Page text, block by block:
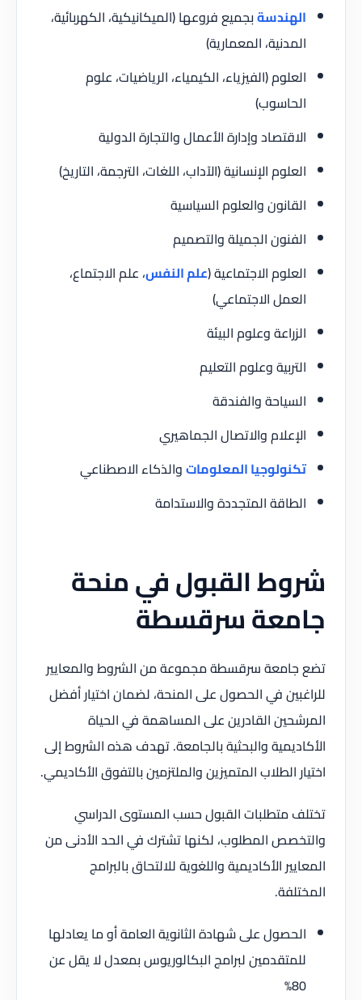
الهندسةبجميع فروعها (الميكانيكية، الكهربائية،
المدنية، المعمارية)
العلوم (الفيزياء، الكيمياء، الرياضيات، علوم
الحاسوب)
الاقتصاد وإدارة الأعمال والتجارة الدولية
العلوم الإنسانية (الآداب، اللغات، الترجمة، التاريخ)
القانون والعلوم السياسية
الفنون الجميلة والتصميم
العلوم الاجتماعية (علم النفس، علم الاجتماع،
العمل الاجتماعي)
الزراعة وعلوم البيئة
التربية وعلوم التعليم
السياحة والفندقة
الإعلام والاتصال الجماهيري
تكنولوجيا المعلوماتوالذكاء الاصطناعي
الطاقة المتجددة والاستدامة
شروط القبول في منحة
جامعة سرقسطة
تضع جامعة سرقسطة مجموعة من الشروط والمعايير
للراغبين في الحصول على المنحة، لضمان اختيار أفضل
المرشحين القادرين على المساهمة في الحياة
الأكاديمية والبحثية بالجامعة. تهدف هذه الشروط إلى
اختيار الطلاب المتميزين والملتزمين بالتفوق الأكاديمي.
تختلف متطلبات القبول حسب المستوى الدراسي
والتخصص المطلوب، لكنها تشترك في الحد الأدنى من
المعايير الأكاديمية واللغوية للالتحاق بالبرامج
المختلفة.
الحصول على شهادة الثانوية العامة أو ما يعادلها
للمتقدمين لبرامج البكالوريوس بمعدل لا يقل عن
80%